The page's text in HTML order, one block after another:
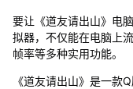
要让《道友请出山》电
拟器，不仅能在电脑上
帧率等多种实用功能。
《道友请出山》是一款